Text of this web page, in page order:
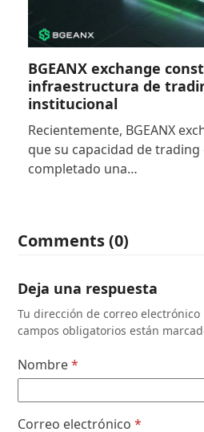
BGEANX exchange
infraestructura de
institucional
Recientemente, BGEANX
que su capacidad de
completado una…
Comments (0)
Deja una respuesta
Tu dirección de correo
campos obligatorios están
Nombre*
Correo electrónico*